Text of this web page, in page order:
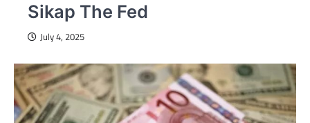
Sikap The Fed
July 4, 2025